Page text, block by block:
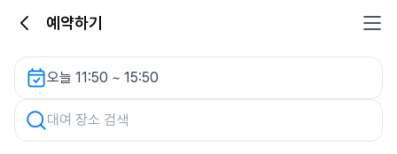
예약하기
오늘 11:50 ~ 15:50
세븐힐 주차장 렌터카